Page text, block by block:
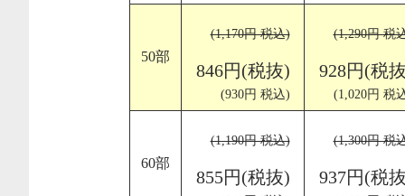
50部
(1,170円 税込)
846円(税抜)
(930円 税込)
(1,290円 税
928円(税
(1,020円 税
60部
(1,190円 税込)
855円(税抜)
(1,300円 税
937円(税